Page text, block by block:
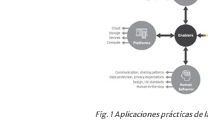
Fig. 1 Aplicaciones prácticas de